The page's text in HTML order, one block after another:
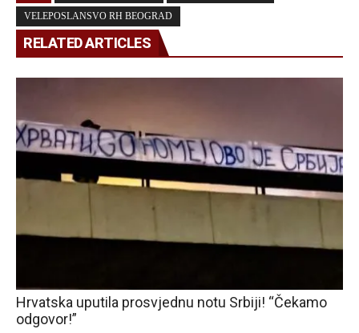
VELEPOSLANSVO RH BEOGRAD
RELATED ARTICLES
Hrvatska uputila prosvjednu notu Srbiji! “Čekamo
odgovor!”